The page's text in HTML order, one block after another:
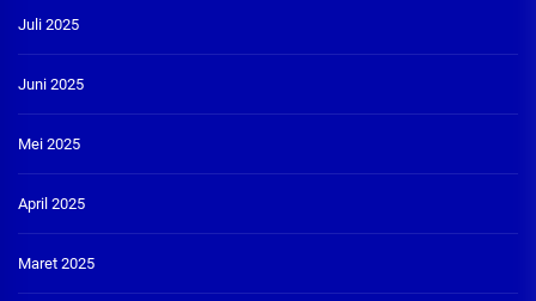
Juli 2025
Juni 2025
Mei 2025
April 2025
Maret 2025